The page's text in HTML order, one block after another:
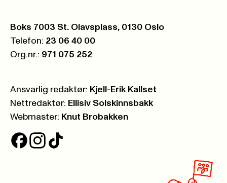
Postboks:
Boks 7003 St. Olavsplass, 0130 Oslo
Telefon: 23 06 40 00
Org.nr.: 971 075 252
Ansvarlig redaktør: Kjell-Erik Kallset
Nettredaktør: Ellisiv Solskinnsbakk
Webmaster: Knut Brobakken